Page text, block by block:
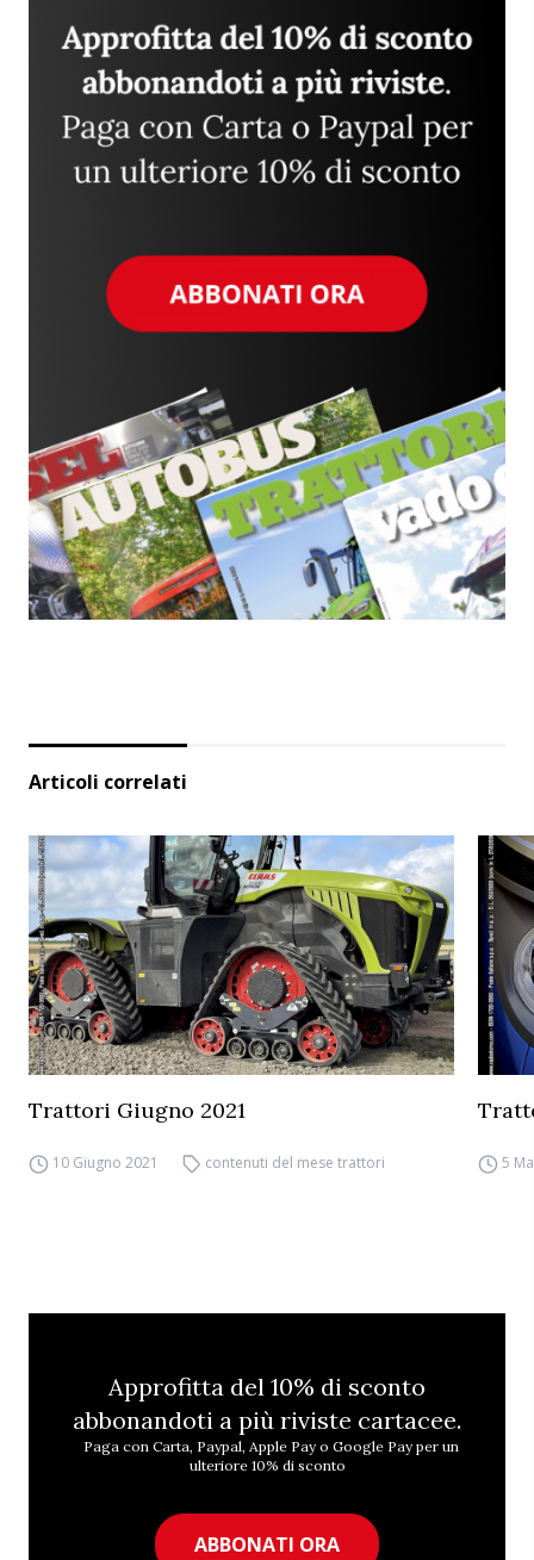
Articoli correlati
Trattori Giugno 2021
10 Giugno 2021 contenuti del mese trattori 5
Approfitta del 10% di sconto
abbonandoti a più riviste cartacee.
Paga con Carta, Paypal, Apple Pay o Google Pay per un
ulteriore 10% di sconto
ABBONATI ORA